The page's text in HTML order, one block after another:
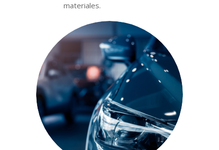
materiales.